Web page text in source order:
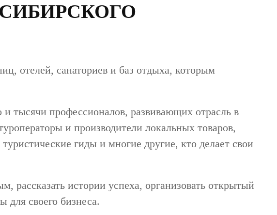
отелей, санаториев и баз отдыха, которым
и тысячи профессионалов, развивающих отрасль в
и производители локальных товаров,
гиды и многие другие, кто делает свои
рассказать истории успеха, организовать открытый
для своего бизнеса.